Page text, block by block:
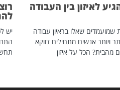
לאיזון בין העבודה
שאלו בראיון עבודה
ויותר אנשים מתחילים דווקא
מהבית? הכל על איזון
יש